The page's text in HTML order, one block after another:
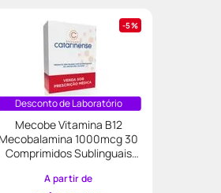
5%
Desconto de Laboratório
Mecobe Vitamina B12
Mecobalamina 1000mcg 30
Comprimidos Sublinguais
A partir de